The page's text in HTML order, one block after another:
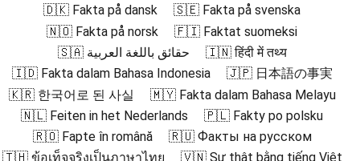
🇩🇰 Fakta på dansk
🇸🇪 Fakta på svenska
🇳🇴 Fakta på norsk
🇫🇮 Faktat suomeksi
🇸🇦 حقائق باللغة العربية
🇮🇳 हिंदी में तथ्य
🇮🇩 Fakta dalam Bahasa Indonesia
🇯🇵 日本語の事実
🇰🇷 한국어로 된 사실
🇲🇾 Fakta dalam Bahasa Melayu
🇳🇱 Feiten in het Nederlands
🇵🇱 Fakty po polsku
🇷🇴 Fapte în română
🇷🇺 Факты на русском
🇹🇭 ข้อเท็จจริงเป็นภาษาไทย
🇻🇳 Sự thật bằng tiếng Việt